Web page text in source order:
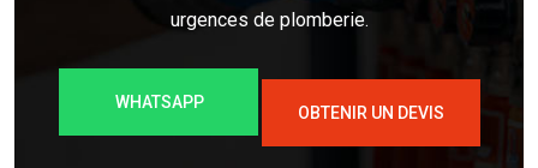
urgences de plomberie.
WHATSAPP
OBTENIR UN DEVIS